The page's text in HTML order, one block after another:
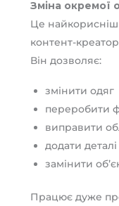
Зміна окремої
Це
контент-
Він дозволяє:
змінити одяг
переробити
виправити
додати деталі
замінити
Працює дуже